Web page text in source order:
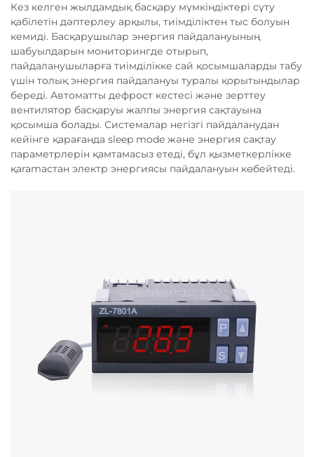
Кез келген жылдамдық басқару мүмкіндіктері сүту
қабілетін дәптерлеу арқылы, тиімділіктен тыс болуын
кемиді. Басқарушылар энергия пайдалануының
шабуылдарын мониторингде отырып,
пайдаланушыларға тиімділікке сай қосымшаларды табу
үшін толық энергия пайдалануы туралы қорытындылар
береді. Автоматты дефрост кестесі және зерттеу
вентилятор басқаруы жалпы энергия сақтауына
қосымша болады. Системалар негізгі пайдаланудан
кейінге қарағанда sleep mode және энергия сақтау
параметрлерін қамтамасыз етеді, бұл қызметкерлікке
қaramaстан электр энергиясы пайдалануын көбейтеді.